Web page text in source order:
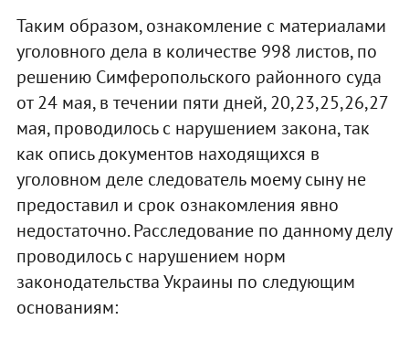
Таким образом, ознакомление с материалами
уголовного дела в количестве 998 листов, по
решению Симферопольского районного суда
от 24 мая, в течении пяти дней, 20,23,25,26,27
мая, проводилось с нарушением закона, так
как опись документов находящихся в
уголовном деле следователь моему сыну не
предоставил и срок ознакомления явно
недостаточно. Расследование по данному делу
проводилось с нарушением норм
законодательства Украины по следующим
основаниям: